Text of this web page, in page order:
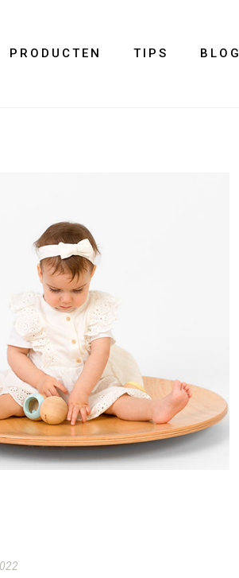
PRODUCTEN TIPS BLOG